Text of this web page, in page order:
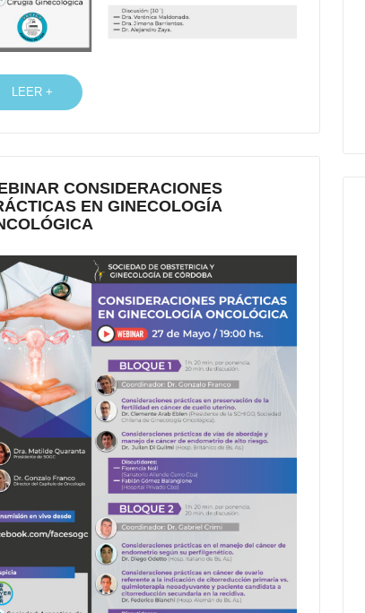
LEER +
CONSIDERACIONES
EN GINECOLOGÍA